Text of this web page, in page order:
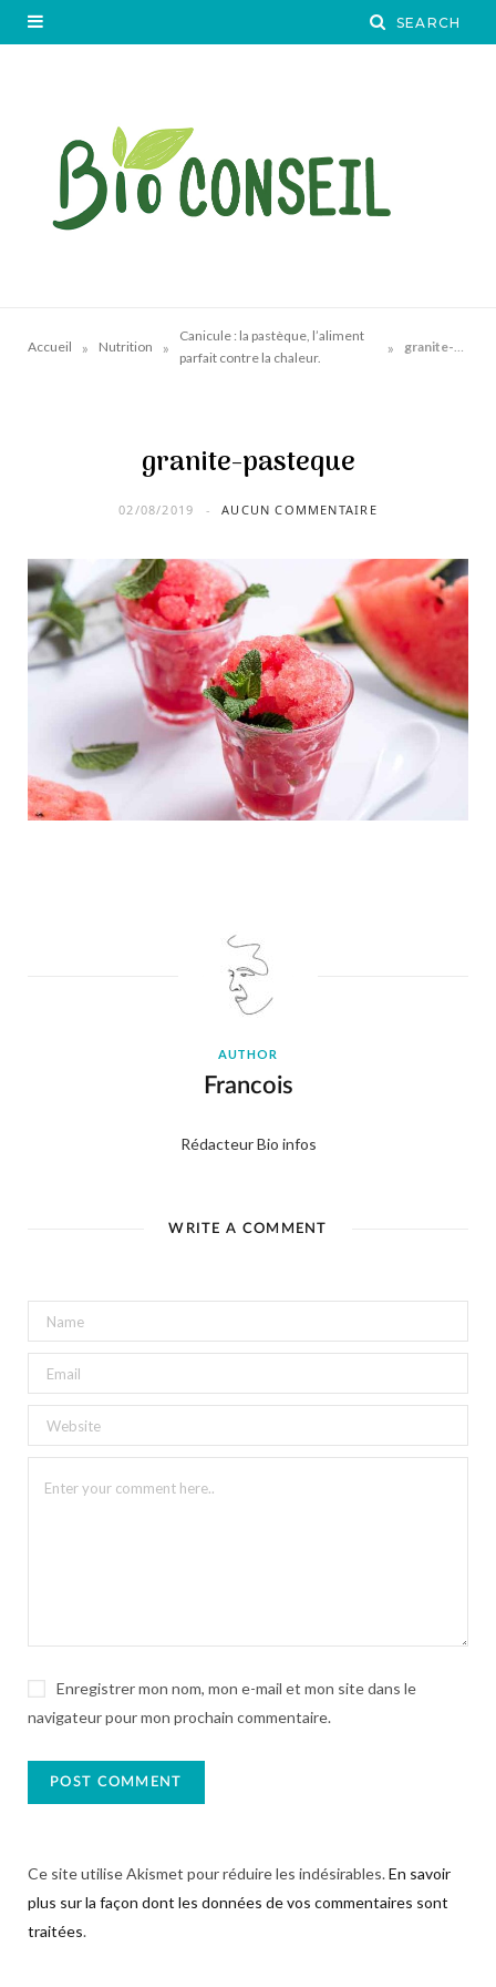
Accueil » Nutrition »
Canicule : la pastèque, l’aliment
parfait contre la chaleur.
» granite-pasteque
granite-pasteque
02/08/2019 AUCUN COMMENTAIRE
AUTHOR
Francois
Rédacteur Bio infos
WRITE A COMMENT
Enregistrer mon nom, mon e-mail et mon site dans le
navigateur pour mon prochain commentaire.
Ce site utilise Akismet pour réduire les indésirables.En savoir
plus sur la façon dont les données de vos commentaires sont
traitées.